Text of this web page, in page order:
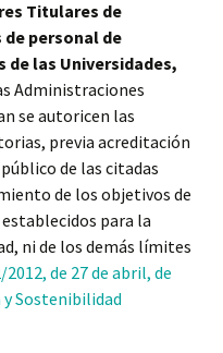
Titulares de
de personal de
de las Universidades,
Administraciones
se autoricen las
previa acreditación
de las citadas
de los objetivos de
para la
ni de los demás límites
de 27 de abril, de
Sostenibilidad